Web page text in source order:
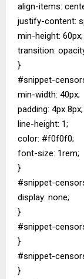
align-items:
justify-content:
min-height: 60px;
transition:
}
#snippet-
min-width: 40px;
padding: 4px 8px;
line-height: 1;
color: #f0f0f0;
font-size: 1rem;
}
#snippet-
display: none;
}
#snippet-
}
#snippet-
}